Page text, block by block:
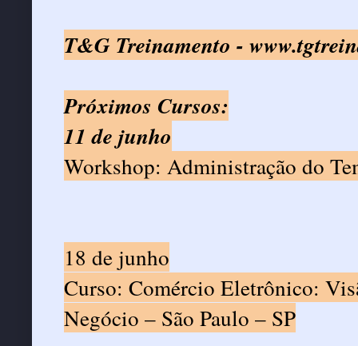
T&G Treinamento -
Próximos Cursos:
11 de junho
Workshop: Administração do
18 de junho
Curso: Comércio Eletrônico:
Negócio – São Paulo – SP